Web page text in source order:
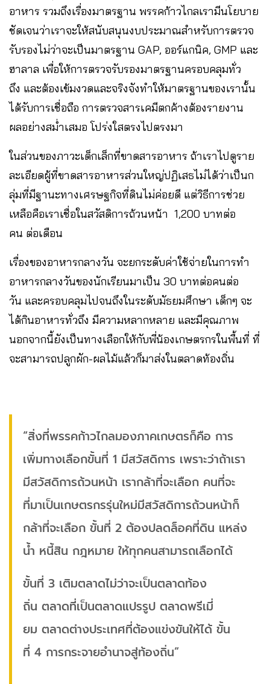
อาหาร รวมถึงเรื่องมาตรฐาน พรรคก้าวไกลเรามีนโยบาย
ชัดเจนว่าเราจะให้สนับสนุนงบประมาณสำหรับการตรวจ
รับรองไม่ว่าจะเป็นมาตรฐาน GAP, ออร์แกนิค, GMP และ
ฮาลาล เพื่อให้การตรวจรับรองมาตรฐานครอบคลุมทั่ว
ถึง และต้องเข้มงวดและจริงจังทำให้มาตรฐานของเรานั้น
ได้รับการเชื่อถือ การตรวจสารเคมีตกค้างต้องรายงาน
ผลอย่างสม่ำเสมอ โปร่งใสตรงไปตรงมา
ในส่วนของภาวะเด็กเล็กที่ขาดสารอาหาร ถ้าเราไปดูราย
ละเอียดผู้ที่ขาดสารอาหารส่วนใหญ่ปฏิเสธไม่ได้ว่าเป็นก
ลุ่มที่มีฐานะทางเศรษฐกิจที่ดินไม่ค่อยดี แต่วิธีการช่วย
เหลือคือเราเชื่อในสวัสดิการถ้วนหน้า 1,200 บาทต่อ
คน ต่อเดือน
เรื่องของอาหารกลางวัน จะยกระดับค่าใช้จ่ายในการทำ
อาหารกลางวันของนักเรียนมาเป็น 30 บาทต่อคนต่อ
วัน และครอบคลุมไปจนถึงในระดับมัธยมศึกษา เด็กๆ จะ
ได้กินอาหารทั่วถึง มีความหลากหลาย และมีคุณภาพ
นอกจากนี้ยังเป็นทางเลือกให้กับพี่น้องเกษตรกรในพื้นที่ ที่
จะสามารถปลูกผัก-ผลไม้แล้วก็มาส่งในตลาดท้องถิ่น
“สิ่งที่พรรคก้าวไกลมองภาคเกษตรก็คือ การ
เพิ่มทางเลือกขั้นที่ 1 มีสวัสดิการ เพราะว่าถ้าเรา
มีสวัสดิการถ้วนหน้า เรากล้าที่จะเลือก คนที่จะ
ที่มาเป็นเกษตรกรรุ่นใหม่มีสวัสดิการถ้วนหน้าก็
กล้าที่จะเลือก ขั้นที่ 2 ต้องปลดล็อคที่ดิน แหล่ง
น้ำ หนี้สิน กฎหมาย ให้ทุกคนสามารถเลือกได้
ขั้นที่ 3 เติมตลาดไม่ว่าจะเป็นตลาดท้อง
ถิ่น ตลาดที่เป็นตลาดแปรรูป ตลาดพรีเมี่
ยม ตลาดต่างประเทศที่ต้องแข่งขันให้ได้ ขั้น
ที่ 4 การกระจายอำนาจสู่ท้องถิ่น“